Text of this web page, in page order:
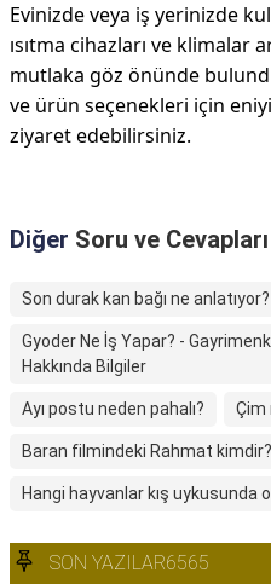
Evinizde veya iş yerinizde
ısıtma cihazları ve klimalar
mutlaka göz önünde
ve ürün seçenekleri için
ziyaret edebilirsiniz.
Diğer Soru ve Cevapları
Son durak kan bağı ne anlatıyor?
Gyoder Ne İş Yapar? -
Hakkında Bilgiler
Ayı postu neden pahalı? Çim
Baran filmindeki Rahmat kimdir?
Hangi hayvanlar kış uykusunda
SON YAZILAR6565